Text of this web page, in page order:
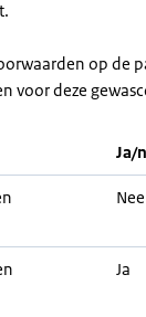
op de
voor deze
Ja/
Nee
Ja